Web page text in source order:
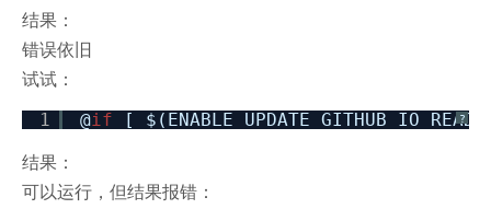
结果：
错误依旧
试试：
?
1 @if [
结果：
可以运行，但结果报错：